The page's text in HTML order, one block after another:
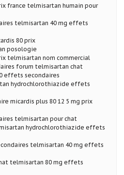
france telmisartan humain pour
telmisartan 40 mg effets
80 prix
posologie
telmisartan nom commercial
forum telmisartan chat
effets secondaires
hydrochlorothiazide effets
micardis plus 80 12 5 mg prix
telmisartan pour chat
hydrochlorothiazide effets
telmisartan 40 mg effets
telmisartan 80 mg effets